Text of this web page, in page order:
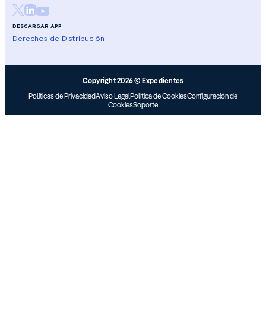
DESCARGAR APP
Derechos de Distribución
Copyright 2026 © Expedientes
Políticas de PrivacidadAviso LegalPolítica de CookiesConfiguración de
CookiesSoporte